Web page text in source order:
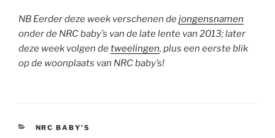
NB Eerder deze week verschenen dejongensnamen
onder de NRC baby’s van de late lente van 2013; later
deze week volgen detweelingen, plus een eerste blik
op de woonplaats van NRC baby’s!
CATEGORIEËN
NRC BABY'S